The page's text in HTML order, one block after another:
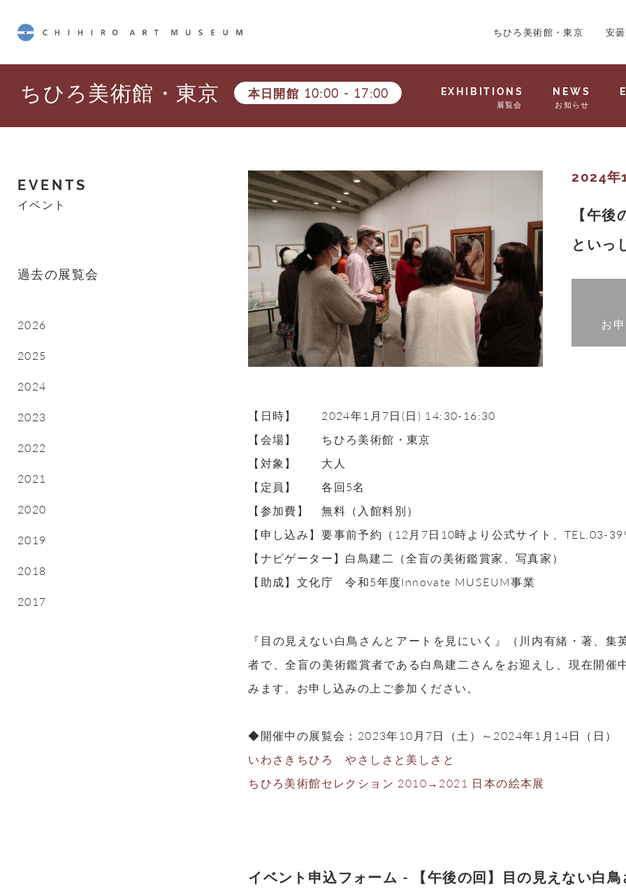
ちひろ美術館・東京 安
ちひろ美術館・東京 本日開館 10:00 - 17:00 EXHIBITIONS
展覧会
NEWS
お知らせ
2024年
【午
といっ
お
【日時】
2024年1月7日(日) 14:30-16:30
【会場】
ちひろ美術館・東京
【対象】
大人
【定員】
各回5名
【参加費】
無料（入館料別）
【申し込み】 要事前予約（12月7日10時より公式サイト、TEL.03-
【ナビゲーター】白鳥建二（全盲の美術鑑賞家、写真家）
【助成】文化庁 令和5年度Innovate MUSEUM事業
『目の見えない白鳥さんとアートを見にいく』（川内有緒・著、
者で、全盲の美術鑑賞者である白鳥建二さんをお迎えし、現在開催
みます。お申し込みの上ご参加ください。
◆開催中の展覧会：2023年10月7日（土）～2024年1月14日（日）
いわさきちひろ やさしさと美しさと
ちひろ美術館セレクション 2010→2021 日本の絵本展
イベント申込フォーム - 【午後の回】目の見えない白
EVENTS
イベント
過去の展覧会
2026
2025
2024
2023
2022
2021
2020
2019
2018
2017